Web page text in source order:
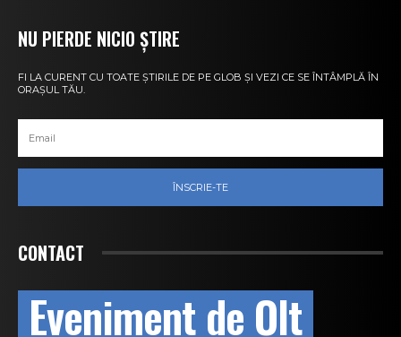
NU PIERDE NICIO ȘTIRE
FI LA CURENT CU TOATE ȘTIRILE DE PE GLOB ȘI VEZI CE SE ÎNTÂMPLĂ ÎN
ORAȘUL TĂU.
ÎNSCRIE-TE
CONTACT
Eveniment de Olt